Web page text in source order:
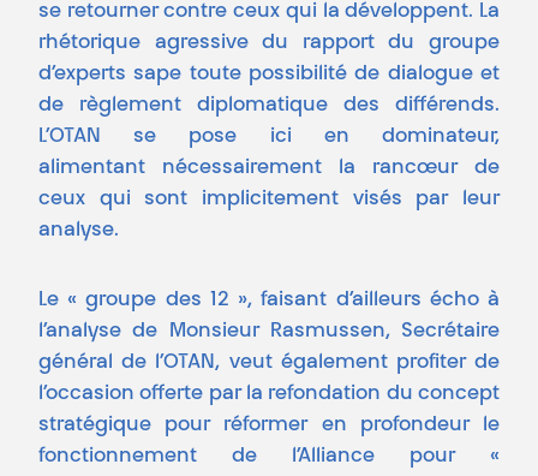
se retourner contre ceux qui la développent. La
rhétorique agressive du rapport du groupe
d’experts sape toute possibilité de dialogue et
de règlement diplomatique des différends.
L’OTAN se pose ici en dominateur,
alimentant nécessairement la rancœur de
ceux qui sont implicitement visés par leur
analyse.
Le « groupe des 12 », faisant d’ailleurs écho à
l’analyse de Monsieur Rasmussen, Secrétaire
général de l’OTAN, veut également profiter de
l’occasion offerte par la refondation du concept
stratégique pour réformer en profondeur le
fonctionnement de l’Alliance pour «